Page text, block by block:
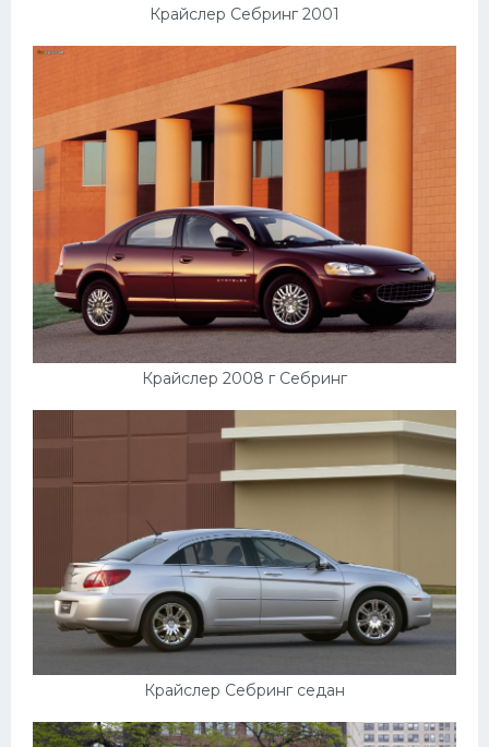
Крайслер Себринг 2001
Крайслер 2008 г Себринг
Крайслер Себринг седан